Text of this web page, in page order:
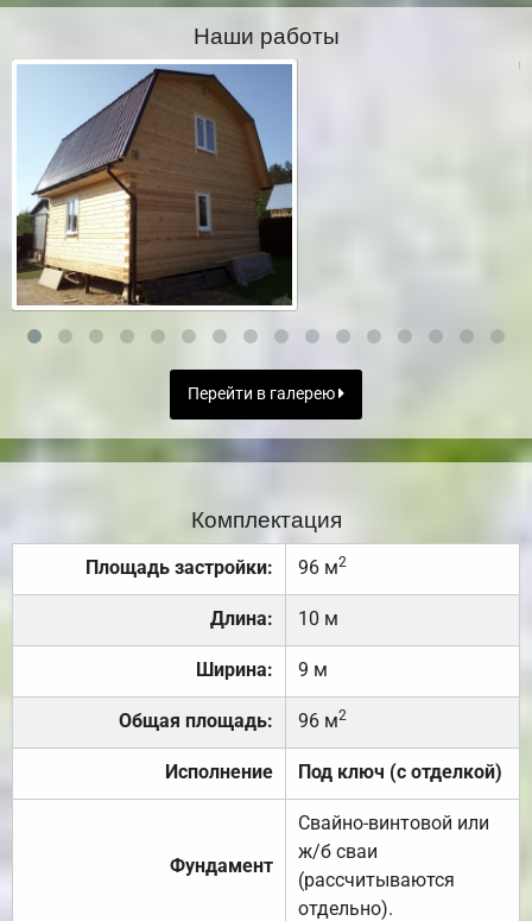
Наши работы
Перейти в галерею
Комплектация
Площадь застройки: 96 м2
Длина: 10 м
Ширина: 9 м
Общая площадь: 96 м2
Исполнение Под ключ (с отделкой)
Фундамент
Свайно-винтовой или
ж/б сваи
(рассчитываются
отдельно).